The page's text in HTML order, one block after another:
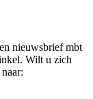
nieuwsbrief mbt
Wilt u zich